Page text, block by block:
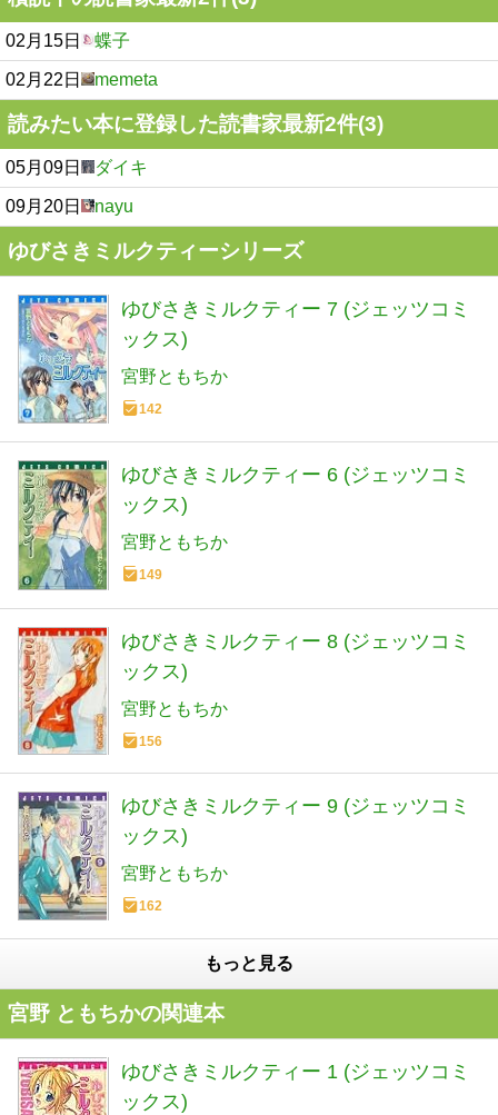
02月15日 蝶子
02月22日 memeta
読みたい本に登録した読書家最新2件(3)
05月09日 ダイキ
09月20日 nayu
ゆびさきミルクティーシリーズ
ゆびさきミルクティー 7 (ジェッツコミ
ックス)
宮野ともちか
142
ゆびさきミルクティー 6 (ジェッツコミ
ックス)
宮野ともちか
149
ゆびさきミルクティー 8 (ジェッツコミ
ックス)
宮野ともちか
156
ゆびさきミルクティー 9 (ジェッツコミ
ックス)
宮野ともちか
162
もっと見る
宮野 ともちかの関連本
ゆびさきミルクティー 1 (ジェッツコミ
ックス)